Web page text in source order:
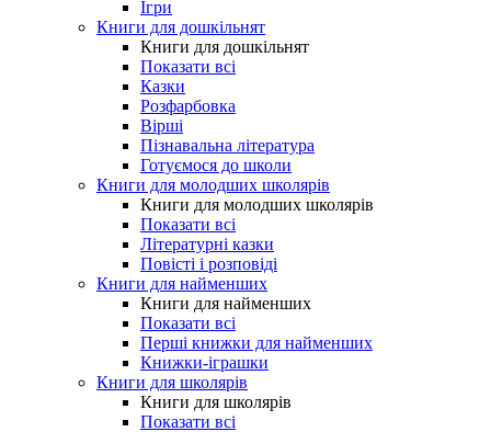
Ігри
Книги для дошкільнят
Книги для дошкільнят
Показати всі
Казки
Розфарбовка
Вірші
Пізнавальна література
Готуємося до школи
Книги для молодших школярів
Книги для молодших школярів
Показати всі
Літературні казки
Повісті і розповіді
Книги для найменших
Книги для найменших
Показати всі
Перші книжки для найменших
Книжки-іграшки
Книги для школярів
Книги для школярів
Показати всі